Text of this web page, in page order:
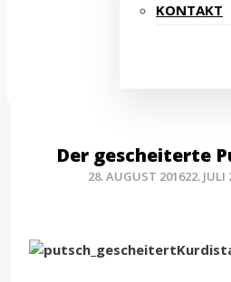
KONTAKT
Der gescheiterte
28. AUGUST 201622. JULI